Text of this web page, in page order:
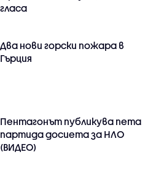
гласа
Два нови горски пожара в
Гърция
Пентагонът публикува пета
партида досиета за НЛО
(ВИДЕО)